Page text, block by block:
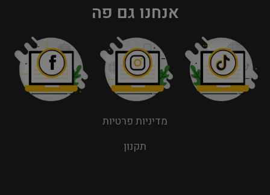
אנחנו גם פה
מדיניות פרטיות
תקנון